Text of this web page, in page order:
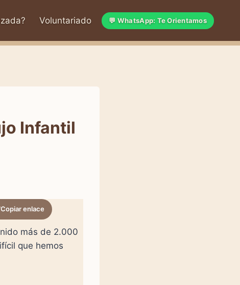
Voluntariado 💬 WhatsApp: Te Orientamos
Infantil
Copiar enlace
más de 2.000
que hemos